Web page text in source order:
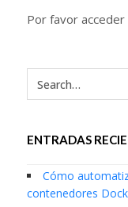
Por favor
ENTRADAS
Cómo
contenedores